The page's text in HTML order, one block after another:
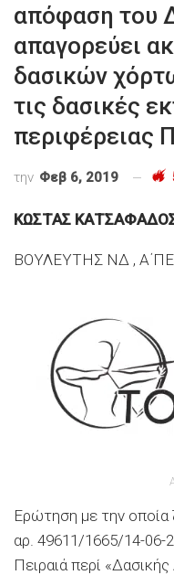
απόφαση του
απαγορεύει
δασικών
τις δασικές
περιφέρειας
την Φεβ 6, 2019
ΚΩΣΤΑΣ
ΒΟΥΛΕΥΤΗΣ ΝΔ ,
Ερώτηση με την οποία
αρ. 49611/1665/14-06-
Πειραιά περί